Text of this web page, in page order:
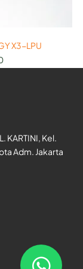
X3-LPU
KARTINI, Kel.
Adm. Jakarta